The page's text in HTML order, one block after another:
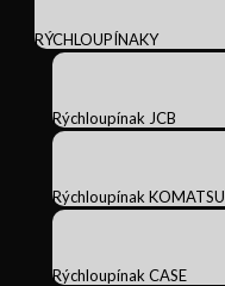
RÝCHLOUPÍNAKY
Rýchloupínak JCB
Rýchloupínak KOMATSU
Rýchloupínak CASE